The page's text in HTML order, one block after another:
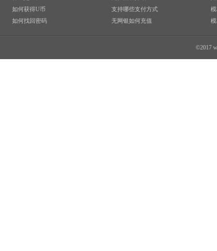
如何获得U币
如何找回密码
支持哪些支付方式
无网银如何充值
©2017